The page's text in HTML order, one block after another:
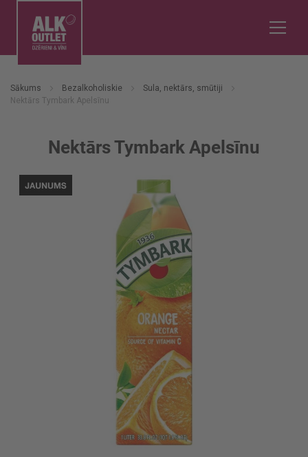
Sākums Bezalkoholiskie
Sula, nektārs, smūtiji
Nektārs Tymbark Apelsīnu
Nektārs Tymbark Apelsīnu
uz